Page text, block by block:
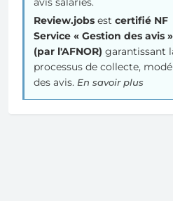
Review.jobs est certifié NF
Service « Gestion des avis »
(par l'AFNOR) garantissant
processus de collecte,
des avis. En savoir plus